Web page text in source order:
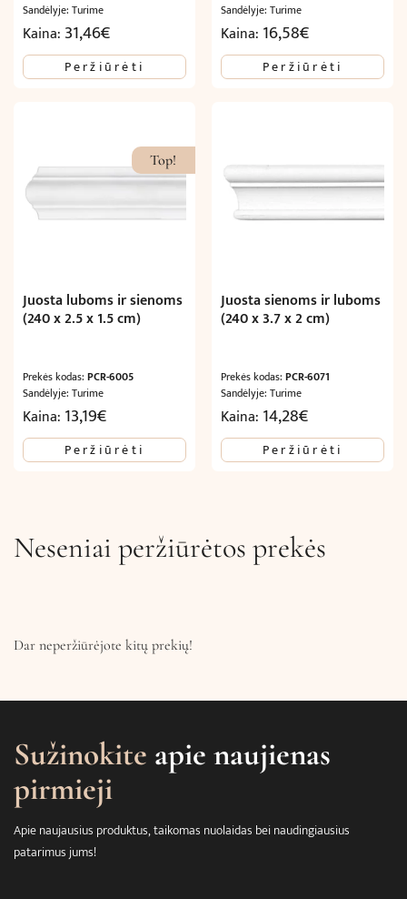
Sandėlyje: Turime
Kaina: 31,46€
Peržiūrėti
Sandėlyje: Turime
Kaina: 16,58€
Peržiūrėti
Top!
Juosta luboms ir sienoms
(240 x 2.5 x 1.5 cm)
Prekės kodas: PCR-6005
Sandėlyje: Turime
Kaina: 13,19€
Peržiūrėti
Juosta sienoms ir luboms
(240 x 3.7 x 2 cm)
Prekės kodas:PCR-6071
Sandėlyje: Turime
Kaina: 14,28€
Peržiūrėti
Neseniai peržiūrėtos prekės
Dar neperžiūrėjote kitų prekių!
Sužinokite apie naujienas
pirmieji
Apie naujausius produktus, taikomas nuolaidas bei naudingiausius
patarimus jums!